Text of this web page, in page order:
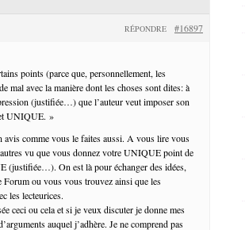
#16897
RÉPONDRE
points (parce que, personnellement, les
mal avec la manière dont les choses sont dites: à
(justifiée…) que l’auteur veut imposer son
UNIQUE. »
avis comme vous le faites aussi. A vous lire vous
vu que vous donnez votre UNIQUE point de
(justifiée…). On est là pour échanger des idées,
Forum ou vous vous trouvez ainsi que les
les lecteurices.
ceci ou cela et si je veux discuter je donne mes
auquel j’adhère. Je ne comprend pas